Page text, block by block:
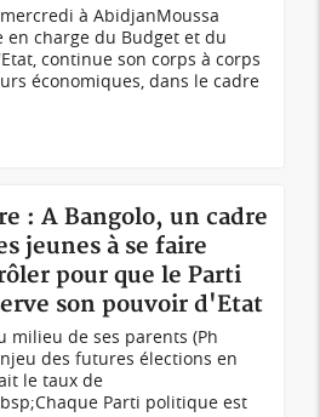
à Abidjan Moussa
en charge du Budget et du
continue son corps à corps
économiques, dans le cadre
: A Bangolo, un cadre
jeunes à se faire
pour que le Parti
son pouvoir d'Etat
milieu de ses parents (Ph
des futures élections en
le taux de
Parti politique est